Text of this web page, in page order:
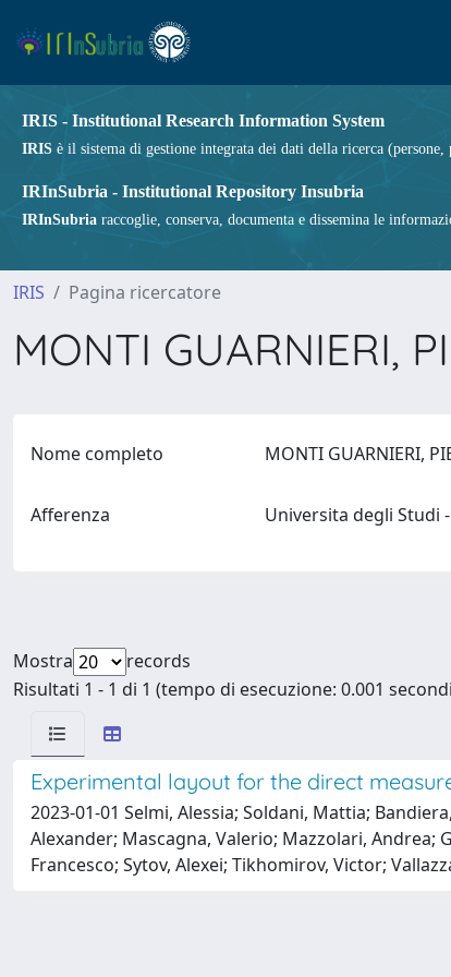
IRIS - Institutional Research Information System
IRIS è il sistema di gestione integrata dei dati della ricerca
IRInSubria - Institutional Repository Insubria
IRInSubria raccoglie, conserva, documenta e dissemina le
IRIS Pagina ricercatore
MONTI GUARNIERI,
Nome completo MONTI GUARNIERI,
Afferenza Universita degli Studi
Mostra
records
Risultati 1 - 1 di 1 (tempo di esecuzione: 0.001
Experimental layout for the direct
2023-01-01 Selmi, Alessia; Soldani, Mattia;
Alexander; Mascagna, Valerio; Mazzolari,
Francesco; Sytov, Alexei; Tikhomirov, Victor;